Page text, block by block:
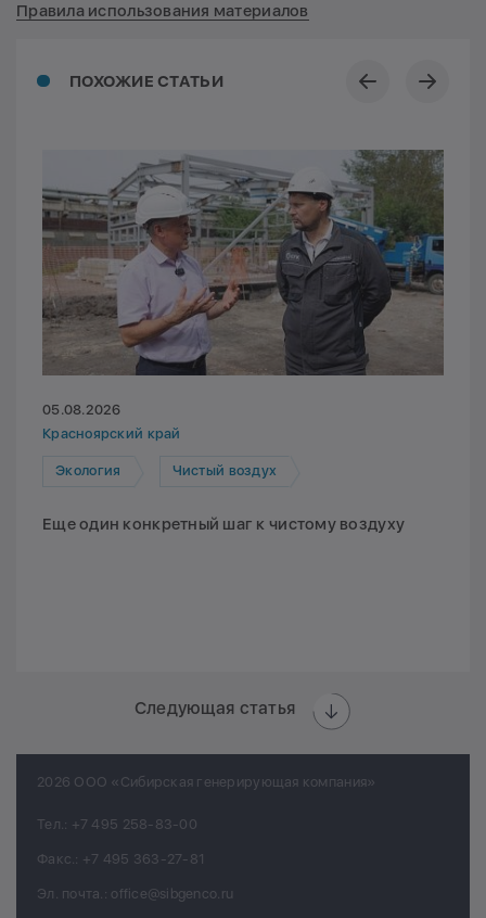
ПОХОЖИЕ СТАТЬИ
05.08.2026
Красноярский край
Экология Чистый воздух
Еще один конкретный шаг к чистому воздуху
Следующая статья
Правила использования материалов
2026 ООО «Сибирская генерирующая компания»
Тел.: +7 495 258-83-00
Факс.: +7 495 363-27-81
Эл. почта.: office@sibgenco.ru